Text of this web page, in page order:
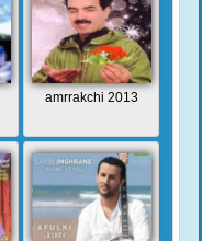
amrrakchi 2013